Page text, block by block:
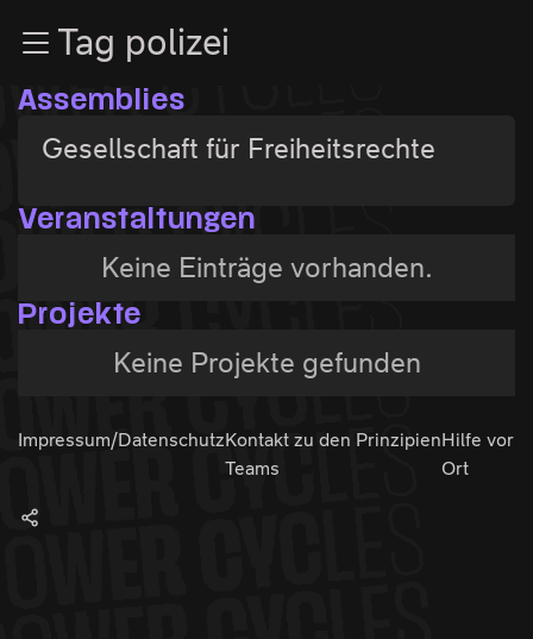
Zum InhaltTag polizei
Assemblies
Gesellschaft für Freiheitsrechte
Veranstaltungen
Keine Einträge vorhanden.
Projekte
Keine Projekte gefunden
Impressum/DatenschutzKontakt zu den
Teams
PrinzipienHilfe vor
Ort